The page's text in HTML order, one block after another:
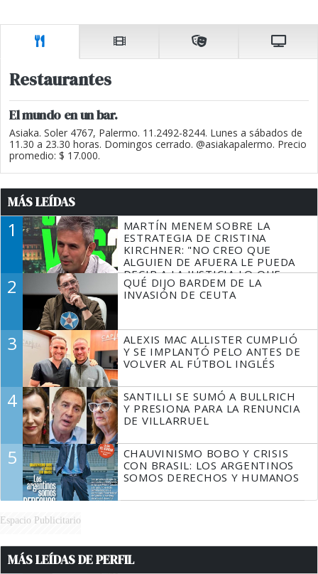
Restaurantes
El mundo en un bar.
Asiaka. Soler 4767, Palermo. 11.2492-8244. Lunes a sábados de
11.30 a 23.30 horas. Domingos cerrado. @asiakapalermo. Precio
promedio: $ 17.000.
MÁS LEÍDAS
1
MARTÍN MENEM SOBRE LA
ESTRATEGIA DE CRISTINA
KIRCHNER: "NO CREO QUE
ALGUIEN DE AFUERA LE PUEDA
DECIR A LA JUSTICIA LO QUE
TIENE QUE HACER"
2
QUÉ DIJO BARDEM DE LA
INVASIÓN DE CEUTA
3
ALEXIS MAC ALLISTER CUMPLIÓ
Y SE IMPLANTÓ PELO ANTES DE
VOLVER AL FÚTBOL INGLÉS
4
SANTILLI SE SUMÓ A BULLRICH
Y PRESIONA PARA LA RENUNCIA
DE VILLARRUEL
5
CHAUVINISMO BOBO Y CRISIS
CON BRASIL: LOS ARGENTINOS
SOMOS DERECHOS Y HUMANOS
Espacio Publicitario
MÁS LEÍDAS DE PERFIL